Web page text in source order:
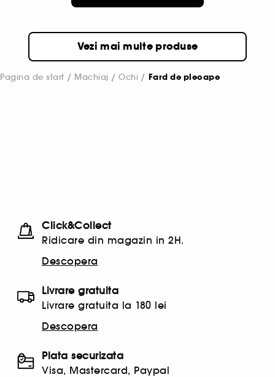
Vezi mai multe produse
Pagina de start Machiaj Ochi Fard de pleoape
Click&Collect
Ridicare din magazin in 2H.
Descopera
Livrare gratuita
Livrare gratuita la 180 lei
Descopera
Plata securizata
Visa, Mastercard, Paypal